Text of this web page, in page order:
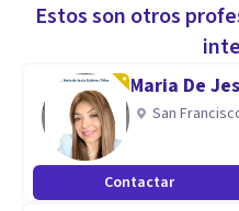
*Respeto.
*Tolerancia.
Aptitudes
Estos son otros
Maria De
San
Contactar